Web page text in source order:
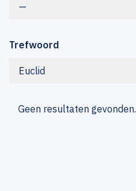
—
Trefwoord
Euclid
Geen resultaten gevonden.